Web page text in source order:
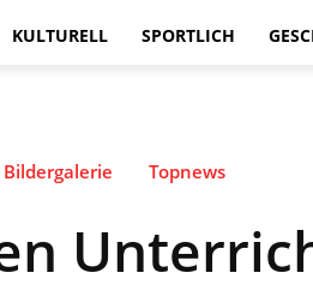
KULTURELL SPORTLICH
Bildergalerie Topnews